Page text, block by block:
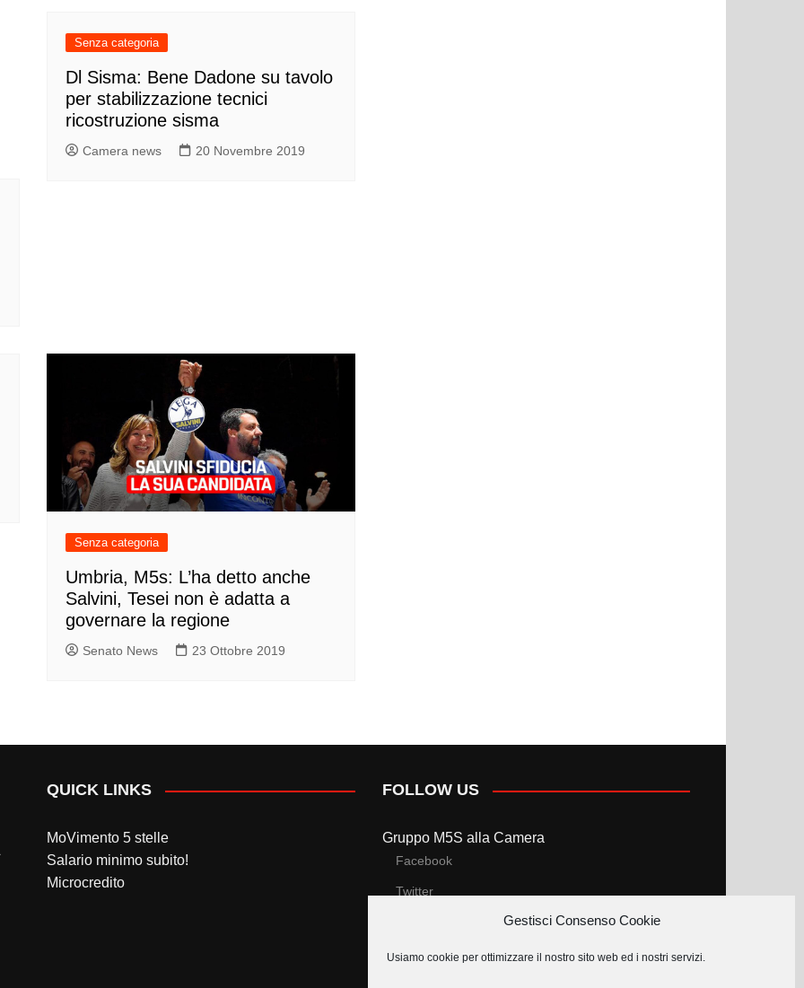
Gestisci Consenso Cookie
Usiamo cookie per ottimizzare il nostro sito web ed i nostri servizi.
Senza categoria
Dl Sisma: Bene Dadone su tavolo
per stabilizzazione tecnici
ricostruzione sisma
Camera news 20 Novembre 2019
Senza categoria
Umbria, M5s: L’ha detto anche
Salvini, Tesei non è adatta a
governare la regione
Senato News 23 Ottobre 2019
QUICK LINKS
MoVimento 5 stelle
Salario minimo subito!
Microcredito
FOLLOW US
Gruppo M5S alla Camera
Facebook
Twitter